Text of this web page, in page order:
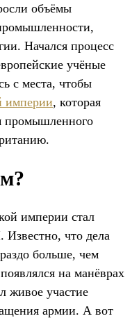
объёмы
Начался процесс
учёные
с места, чтобы
империи, которая
промышленного
империи стал
Известно, что дела
больше, чем
на манёврах
живое участие
армии. А вот